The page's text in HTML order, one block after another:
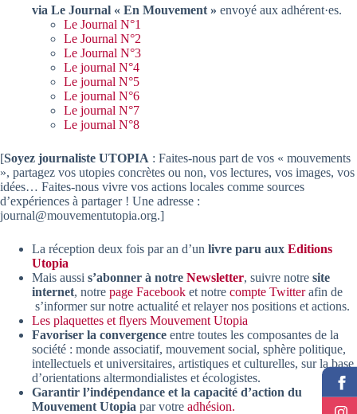
via Le Journal « En Mouvement » envoyé aux adhérent·es.
Le Journal N°1
Le Journal N°2
Le Journal N°3
Le journal N°4
Le journal N°5
Le journal N°6
Le journal N°7
Le journal N°8
[Soyez journaliste UTOPIA : Faites-nous part de vos « mouvements
», partagez vos utopies concrètes ou non, vos lectures, vos images, vos
idées… Faites-nous vivre vos actions locales comme sources
d’expériences à partager ! Une adresse :
journal@mouvementutopia.org.]
La réception deux fois par an d’un livre paru aux Editions
Utopia
Mais aussi s’abonner à notre Newsletter, suivre notre site
internet, notre page Facebook et notre compte Twitterafin de
s’informer sur notre actualité et relayer nos positions et actions.
Les plaquettes et flyers Mouvement Utopia
Favoriser la convergence entre toutes les composantes de la
société : monde associatif, mouvement social, sphère politique,
intellectuels et universitaires, artistiques et culturelles, sur la base
d’orientations altermondialistes et écologistes.
Garantir l’indépendance et la capacité d’action du
Mouvement Utopia par votre adhésion.